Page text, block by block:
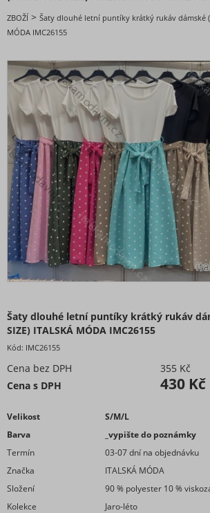
DOPORUČENÉ
BESTSELLERY
VALENTÝNSKÁ - VÁNOČNÍ KOLEKCE
Oblečení dámské
Nadměrné velikosti
Doplňky módy
Obuv - Boty
Oblečení bez potisku
Extravagantní móda
ZBOŽÍ > Šaty dlouhé letní puntíky krátký rukáv dámské
MÓDA IMC26155
Šaty dlouhé letní puntíky krátký rukáv
SIZE) ITALSKÁ MÓDA IMC26155
Kód: IMC26155
Cena bez DPH
355 Kč
Cena s DPH
430 Kč
Velikost
S/M/L
Barva
_vypište do poznámky
Termín
03-07 dní na objednávku
Značka
ITALSKÁ MÓDA
Složení
90 % polyester 10 %
Kolekce
Jaro-léto